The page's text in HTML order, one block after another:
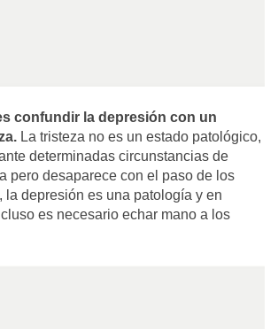
confundir la depresión con un
La tristeza no es un estado patológico,
determinadas circunstancias de
pero desaparece con el paso de los
la depresión es una patología y en
es necesario echar mano a los